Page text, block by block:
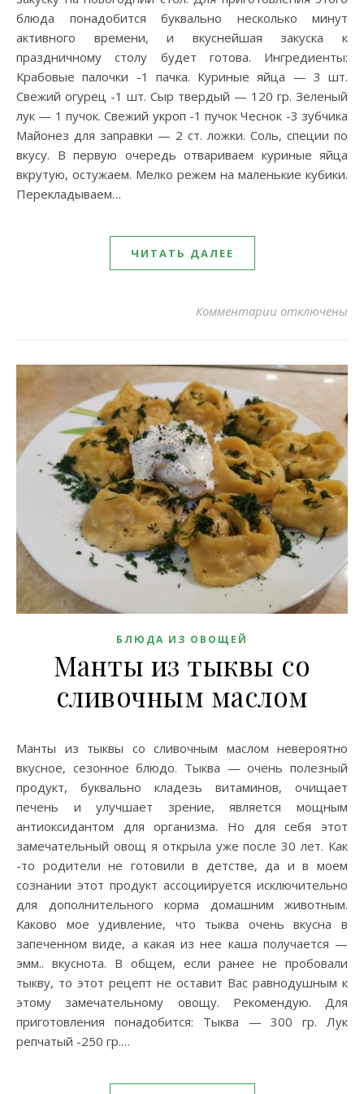
блюда понадобится буквально несколько минут
активного времени, и вкуснейшая закуска к
праздничному столу будет готова. Ингредиенты:
Крабовые палочки -1 пачка. Куриные яйца — 3 шт.
Свежий огурец -1 шт. Сыр твердый — 120 гр. Зеленый
лук — 1 пучок. Свежий укроп -1 пучок Чеснок -3 зубчика
Майонез для заправки — 2 ст. ложки. Соль, специи по
вкусу. В первую очередь отвариваем куриные яйца
вкрутую, остужаем. Мелко режем на маленькие кубики.
Перекладываем…
ЧИТАТЬ ДАЛЕЕ
Комментарии к записи
отключены
БЛЮДА ИЗ ОВОЩЕЙ
Манты из тыквы со
сливочным маслом
Манты из тыквы со сливочным маслом невероятно
вкусное, сезонное блюдо. Тыква — очень полезный
продукт, буквально кладезь витаминов, очищает
печень и улучшает зрение, является мощным
антиоксидантом для организма. Но для себя этот
замечательный овощ я открыла уже после 30 лет. Как
-то родители не готовили в детстве, да и в моем
сознании этот продукт ассоциируется исключительно
для дополнительного корма домашним животным.
Каково мое удивление, что тыква очень вкусна в
запеченном виде, а какая из нее каша получается —
эмм.. вкуснота. В общем, если ранее не пробовали
тыкву, то этот рецепт не оставит Вас равнодушным к
этому замечательному овощу. Рекомендую. Для
приготовления понадобится: Тыква — 300 гр. Лук
репчатый -250 гр.…